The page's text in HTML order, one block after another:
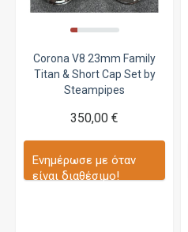
Corona V8 23mm Family
Titan & Short Cap Set by
Steampipes
350,00 €
Ενημέρωσε με όταν
είναι διαθέσιμο!